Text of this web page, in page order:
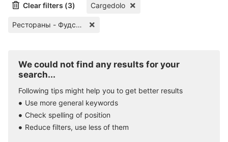
Clear filters (3) Cargedolo
Рестораны - Фудсервис
We could not find any results for your
search...
Following tips might help you to get better results
Use more general keywords
Check spelling of position
Reduce filters, use less of them